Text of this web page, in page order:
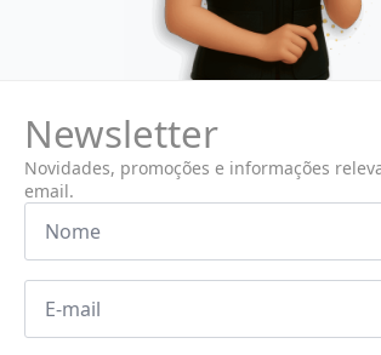
Newsletter
Novidades, promoções e informações
email.
Nome
Email